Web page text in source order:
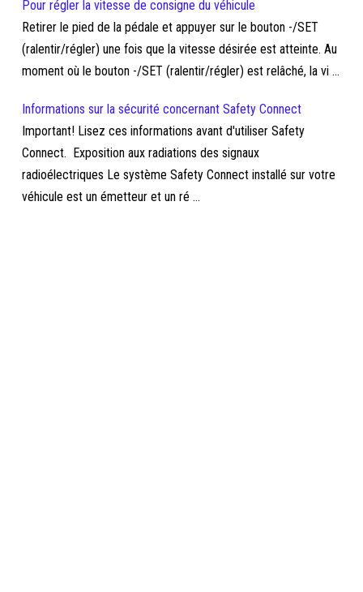
Pour régler la vitesse de consigne du véhicule
Retirer le pied de la pédale et appuyer sur le bouton -/SET
(ralentir/régler) une fois que la vitesse désirée est atteinte. Au
moment où le bouton -/SET (ralentir/régler) est relâché, la vi ...
Informations sur la sécurité concernant Safety Connect
Important! Lisez ces informations avant d'utiliser Safety
Connect. Exposition aux radiations des signaux
radioélectriques Le système Safety Connect installé sur votre
véhicule est un émetteur et un ré ...